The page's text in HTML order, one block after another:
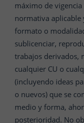
máximo de
normativa
formato o
sublicenciar,
trabajos derivados,
cualquier CU o
(incluyendo ideas
o nuevos) que se
medio y forma,
posterioridad. No